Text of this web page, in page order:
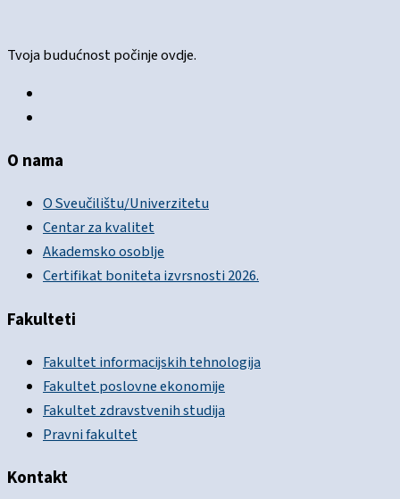
Tvoja budućnost počinje ovdje.
O nama
O Sveučilištu/Univerzitetu
Centar za kvalitet
Akademsko osoblje
Certifikat boniteta izvrsnosti 2026.
Fakulteti
Fakultet informacijskih tehnologija
Fakultet poslovne ekonomije
Fakultet zdravstvenih studija
Pravni fakultet
Kontakt